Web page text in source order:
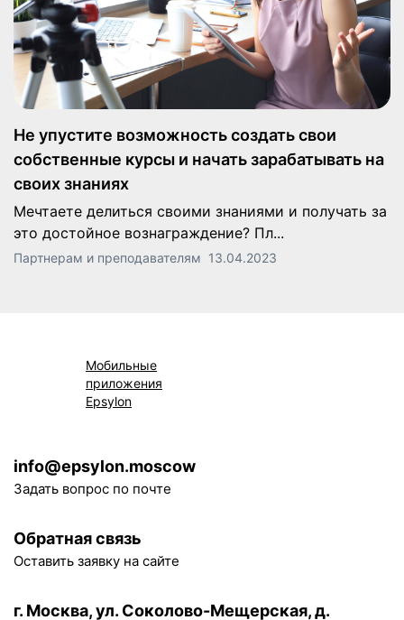
Не упустите возможность создать свои
собственные курсы и начать зарабатывать на
своих знаниях
Мечтаете делиться своими знаниями и получать за
это достойное вознаграждение? Пл...
Партнерам и преподавателям 13.04.2023
Мобильные
приложения
Epsylon
info@epsylon.moscow
Задать вопрос по почте
Обратная связь
Оставить заявку на сайте
г. Москва, ул. Соколово-Мещерская, д.